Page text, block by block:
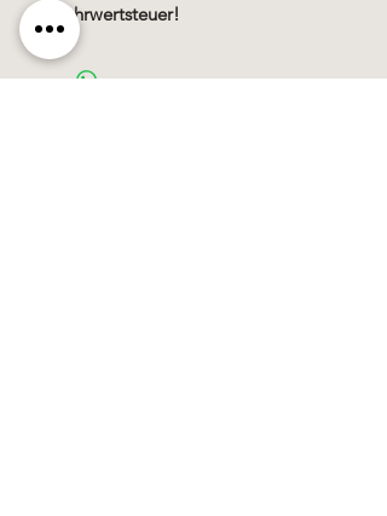
Mehrwertsteuer!